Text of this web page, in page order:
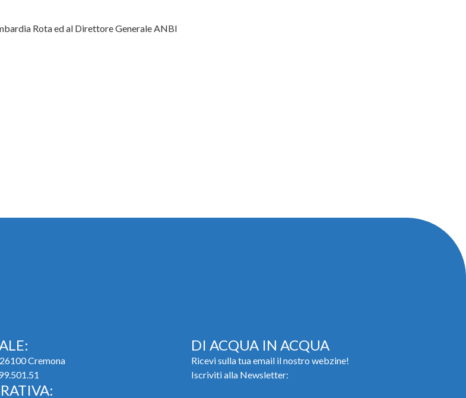
Rota ed al Direttore Generale ANBI
Cremona
DI ACQUA IN ACQUA
Ricevi sulla tua email il nostro webzine!
Iscriviti alla Newsletter: